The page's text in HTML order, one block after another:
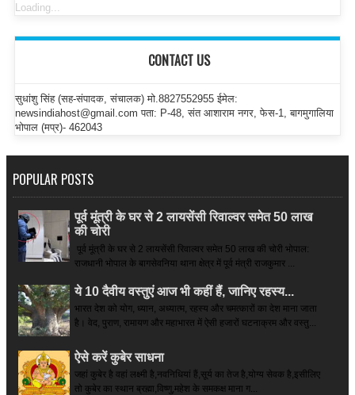
Loading...
CONTACT US
सुधांशु सिंह (सह-संपादक, संचालक) मो.8827552955 ईमेल:
newsindiahost@gmail.com पता: P-48, संत आशाराम नगर, फेस-1, बागमुगालिया
भोपाल (मप्र)- 462043
POPULAR POSTS
पूर्व मूंत्री के घर से 2 लायसेंसी रिवाल्वर समेत 50 लाख
की चोरी
पूर्व मूंत्री के घर से 2 लायसेंसी रिवाल्वर समेत 50 लाख की चोरी भोपाल:
राजधानी भोपाल के बागसेवनिया थाना क्षेत्र में पूर्व मंत्री राजकुमार ...
ये 10 दैवीय वस्तुएं आज भी कहीं हैं, जानिए रहस्य...
भारत देश को योग, ध्यान, अध्यात्म, रहस्य और चमत्कारों का देश माना जाता
है। वेद, पुराण, रामायण और महाभारत में ऐसी हजारों घटनाक्रम और वस्तु...
ऐसे करें कुबेर साधना
जहां कुबेर है­ वहां लक्ष्मी है,नवनिधियां हैं,सूर्य का तेज है,योग्य सेवक है,इसीलिए
तो कुबेर का स्थान ब्रह्मा,विष्णु,महेश के समकक्ष माना ग...